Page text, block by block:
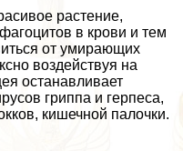
растение,
в крови и тем
от умирающих
воздействуя на
останавливает
гриппа и гepпeса,
кишечной палочки.